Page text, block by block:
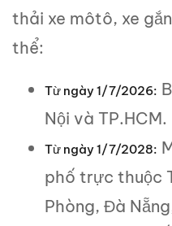
thải xe môtô, xe
thể:
Từ ngày 1/7/2026:
Nội và TP.HCM.
Từ ngày 1/7/2028:
phố trực thuộc
Phòng, Đà